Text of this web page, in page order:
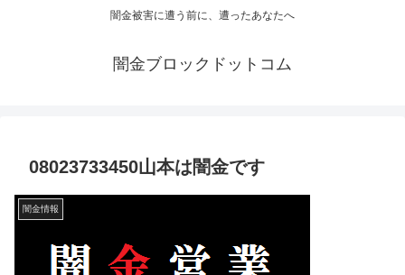
闇金被害に遭う前に、遭ったあなたへ
闇金ブロックドットコム
08023733450山本は闇金です
闇金情報